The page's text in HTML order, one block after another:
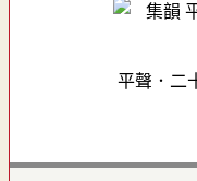
平聲．二